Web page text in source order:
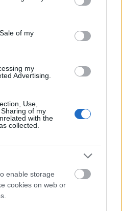
and its third-party tags to
purposes in below Google
of my
my
Advertising.
Use,
of my
with the
collected.
enable storage
cookies on web or
Weöres Sándor Színház)